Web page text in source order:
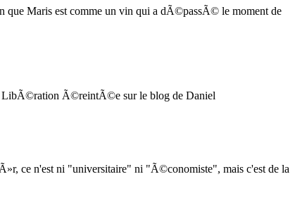
Maris est comme un vin qui a dÃ©passÃ© le moment de
LibÃ©ration Ã©reintÃ©e sur le blog de Daniel
ce n'est ni "universitaire" ni "Ã©conomiste", mais c'est de la